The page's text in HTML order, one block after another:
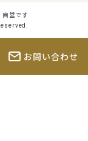
営です
お問い合わせ